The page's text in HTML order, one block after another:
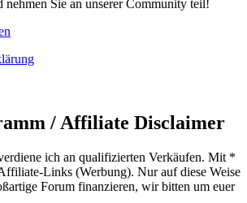
nehmen Sie an unserer Community teil!
/ Affiliate Disclaimer
ich an qualifizierten Verkäufen. Mit *
Links (Werbung). Nur auf diese Weise
Forum finanzieren, wir bitten um euer